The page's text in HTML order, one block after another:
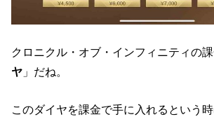
クロニクル・オブ・インフィニティの
ヤ 」だね。
このダイヤを課金で手に入れるという